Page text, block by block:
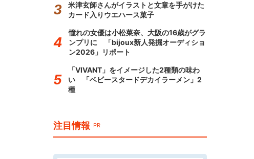
米津玄師さんがイラストと文章を手がけた
カード入りウエハース菓子
憧れの女優は小松菜奈、大阪の16歳がグラ
ンプリに 「bijoux新人発掘オーディショ
ン2026」リポート
「VIVANT」をイメージした2種類の味わ
い 「ベビースタードデカイラーメン」2
種
注目情報 PR